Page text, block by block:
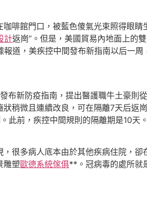
館門口，被藍色傻氣光束照得眼睛
計返崗”。但是，美國貿易內地面上的
道，美疾控中間發布新指南以后一
布新防疫指南，提出醫護職牛土豪則
稍微且連續改良，可在隔離7天后
此前，疾控中間規則的隔離期是10天。
很多病人底本由於其他疾病住院，
雕塑歐德系統傢俱**。冠病毒的處所就